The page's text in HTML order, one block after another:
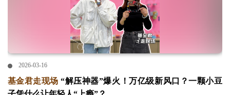
2026-03-16
基金君走现场 “解压神器”爆火！万亿级新风口？一颗小豆